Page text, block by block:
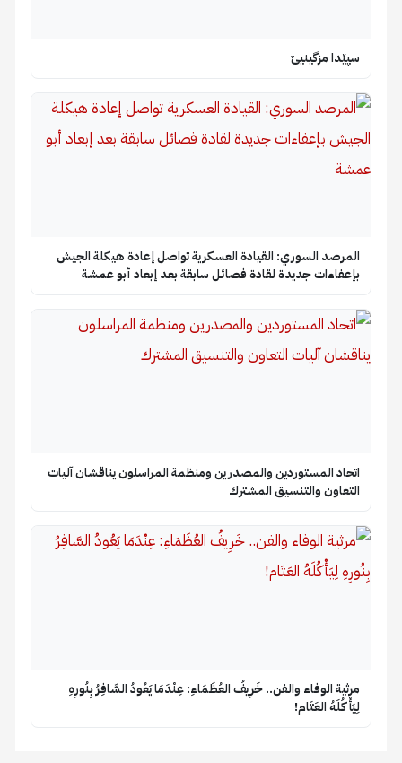
سپێدا مزگینیێ
المرصد السوري: القيادة العسكرية تواصل إعادة هيكلة الجيش
بإعفاءات جديدة لقادة فصائل سابقة بعد إبعاد أبو عمشة
اتحاد المستوردين والمصدرين ومنظمة المراسلون يناقشان آليات
التعاون والتنسيق المشترك
​مرثية الوفاء والفن.. خَرِيفُ العُظَمَاءِ: عِنْدَمَا يَعُودُ السَّافِرُ بِنُورِهِ
لِيَأْكُلَهُ العَتَام!